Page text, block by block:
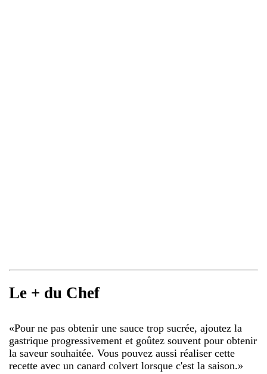
Le + du Chef
«Pour ne pas obtenir une sauce trop sucrée, ajoutez la
gastrique progressivement et goûtez souvent pour obtenir
la saveur souhaitée. Vous pouvez aussi réaliser cette
recette avec un canard colvert lorsque c'est la saison.»